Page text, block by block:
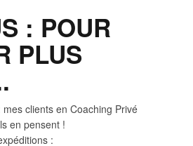
: POUR
PLUS
clients en Coaching Privé
en pensent !
: